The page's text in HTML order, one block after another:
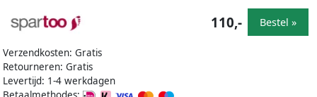
Verzendkosten: Gratis
Retourneren: Gratis
Levertijd: 1-4 werkdagen
110,- Bestel »